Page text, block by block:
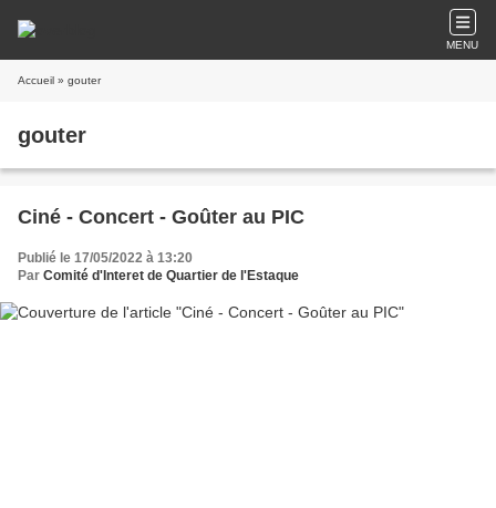
MENU
Accueil » gouter
gouter
Ciné - Concert - Goûter au PIC
Publié le 17/05/2022 à 13:20
Par Comité d'Interet de Quartier de l'Estaque